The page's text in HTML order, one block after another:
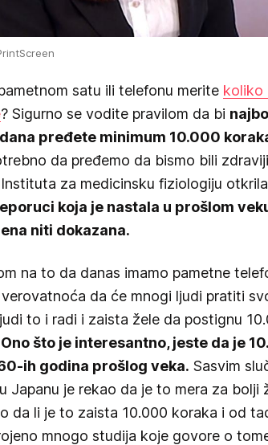
satu ili telefonu merite koliko
? Sigurno se vodite pravilom da bi
pređete minimum 10.000
da pređemo da bismo bili
za medicinsku fiziologiju
koja je nastala u prošlom
niti dokazana.
na to da danas imamo pametne
da će mnogi ljudi pratiti
to i radi i zaista žele da postignu
Ono što je interesantno, jeste da je
ih godina prošlog veka. Sasvim
Japanu je rekao da je to mera za bolji
da li je to zaista 10.000 koraka i od
mnogo studija koje govore o